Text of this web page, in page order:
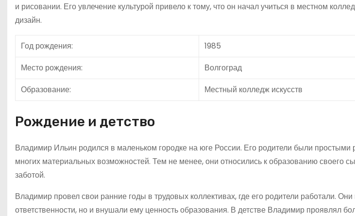
и рисовании. Его увлечение культурой привело к тому, что он начал учиться в местном
дизайн.
Год рождения:
1985
Место рождения:
Волгоград
Образование:
Местный колледж искусств
Рождение и детство
Владимир Ильин родился в маленьком городке на юге России. Его родители были простыми
многих материальных возможностей. Тем не менее, они относились к образованию своего
заботой.
Владимир провел свои ранние годы в трудовых коллективах, где его родители работали. Они
ответственности, но и внушали ему ценность образования. В детстве Владимир проявлял